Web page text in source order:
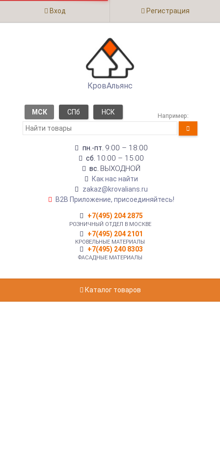
Вход Регистрация
КровАльянс
МСК СПб НСК Например:
пн.-пт. 9:00 – 18:00
сб. 10:00 – 15:00
вс. ВЫХОДНОЙ
Как нас найти
zakaz@krovalians.ru
B2B Приложение, присоединяйтесь!
+7(495) 204 2875
РОЗНИЧНЫЙ ОТДЕЛ В МОСКВЕ
+7(495) 204 2101
КРОВЕЛЬНЫЕ МАТЕРИАЛЫ
+7(495) 240 8303
ФАСАДНЫЕ МАТЕРИАЛЫ
Каталог товаров